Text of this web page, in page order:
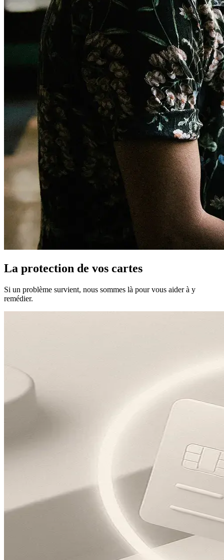
La protection de vos cartes
Si un problème survient, nous sommes là pour vous aider à y
remédier.